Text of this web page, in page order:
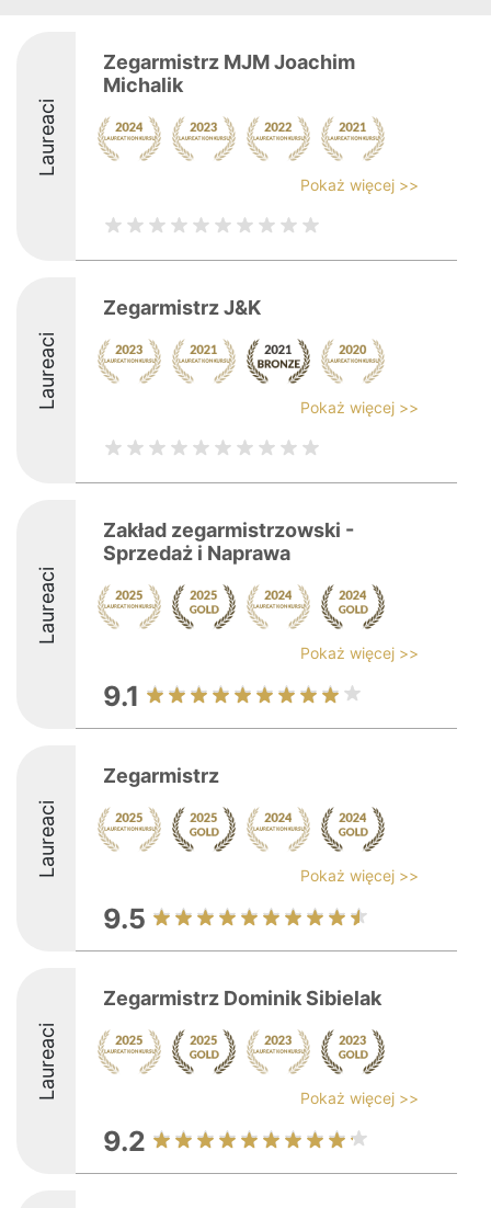
Laureaci
Zegarmistrz MJM Joachim
Michalik
Pokaż więcej >>
Laureaci
Zegarmistrz J&K
Pokaż więcej >>
Laureaci
Zakład zegarmistrzowski -
Sprzedaż i Naprawa
Pokaż więcej >>
9.1
Laureaci
Zegarmistrz
Pokaż więcej >>
9.5
Laureaci
Zegarmistrz Dominik Sibielak
Pokaż więcej >>
9.2